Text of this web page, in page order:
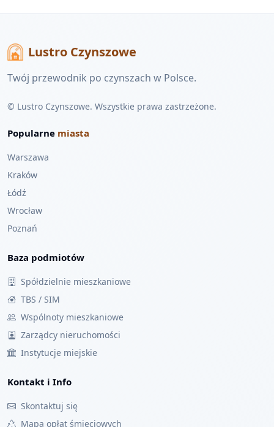
Lustro Czynszowe
Twój przewodnik po czynszach w Polsce.
© Lustro Czynszowe. Wszystkie prawa zastrzeżone.
Popularne miasta
Warszawa
Kraków
Łódź
Wrocław
Poznań
Baza podmiotów
Spółdzielnie mieszkaniowe
TBS / SIM
Wspólnoty mieszkaniowe
Zarządcy nieruchomości
Instytucje miejskie
Kontakt i Info
Skontaktuj się
Mapa opłat śmieciowych